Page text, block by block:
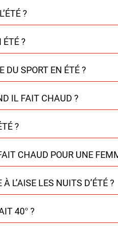
?
?
DU SPORT EN ÉTÉ ?
IL FAIT CHAUD ?
?
CHAUD POUR UNE
L’AISE LES NUITS D’ÉTÉ ?
40° ?